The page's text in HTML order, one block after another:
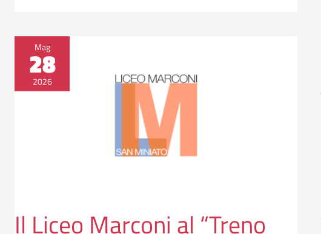
Mag
28
2026
Il Liceo Marconi al “Treno
Liceo
Marconi
al